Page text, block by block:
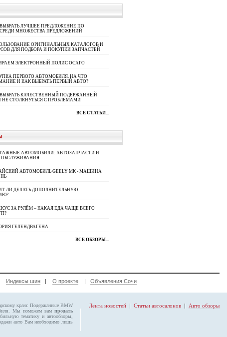
ЛУЧШЕЕ ПРЕДЛОЖЕНИЕ ПО
МНОЖЕСТВА ПРЕДЛОЖЕНИЙ
ОРИГИНАЛЬНЫХ КАТАЛОГОВ И
ДЛЯ ПОДБОРА И ПОКУПКИ ЗАПЧАСТЕЙ
ЭЛЕКТРОННЫЙ ПОЛИС ОСАГО
ПЕРВОГО АВТОМОБИЛЯ. НА ЧТО
И КАК ВЫБРАТЬ ПЕРВЫЙ АВТО?
КАЧЕСТВЕННЫЙ ПОДЕРЖАННЫЙ
НЕ СТОЛКНУТЬСЯ С ПРОБЛЕМАМИ
ВСЕ СТАТЬИ...
АВТОМОБИЛИ: АВТОЗАПЧАСТИ И
АВТОМОБИЛЬ GEELY МК - МАШИНА
ЛИ ДЕЛАТЬ ДОПОЛНИТЕЛЬНУЮ
ЗА РУЛЁМ – КАКАЯ ЕДА ЧАЩЕ ВСЕГО
ГЕЛЕНДВАГЕНА
ВСЕ ОБЗОРЫ...
Индексы шин | О проекте | Объявления Сочи
краю: Подержанные BMW
Мы поможем вампродать
тематику и автообзоры,
авто Вам необходимо лишь
Лента новостей | Статьи автосалонов | Авто обзоры